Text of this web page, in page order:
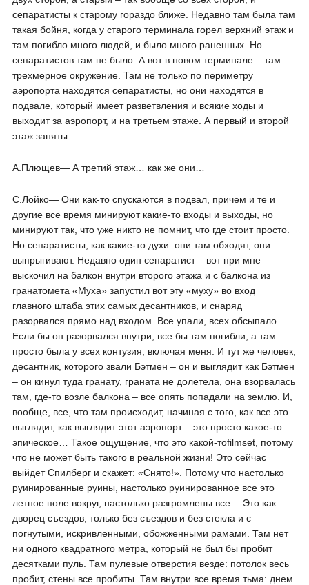
сепаратисты к старому гораздо ближе. Недавно там была там
такая бойня, когда у старого терминала горел верхний этаж и
там погибло много людей, и было много раненных. Но
сепаратистов там не было. А вот в новом терминале – там
трехмерное окружение. Там не только по периметру
аэропорта находятся сепаратисты, но они находятся в
подвале, который имеет разветвления и всякие ходы и
выходит за аэропорт, и на третьем этаже. А первый и второй
этаж заняты…
А.Плющев― А третий этаж… как же они…
С.Лойко― Они как-то спускаются в подвал, причем и те и
другие все время минируют какие-то входы и выходы, но
минируют так, что уже никто не помнит, что где стоит просто.
Но сепаратисты, как какие-то духи: они там обходят, они
выпрыгивают. Недавно один сепаратист – вот при мне –
выскочил на балкон внутри второго этажа и с балкона из
гранатомета «Муха» запустил вот эту «муху» во вход
главного штаба этих самых десантников, и снаряд
разорвался прямо над входом. Все упали, всех обсыпало.
Если бы он разорвался внутри, все бы там погибли, а там
просто была у всех контузия, включая меня. И тут же человек,
десантник, которого звали Бэтмен – он и выглядит как Бэтмен
– он кинул туда гранату, граната не долетела, она взорвалась
там, где-то возле балкона – все опять попадали на землю. И,
вообще, все, что там происходит, начиная с того, как все это
выглядит, как выглядит этот аэропорт – это просто какое-то
эпическое… Такое ощущение, что это какой-тоfilmset, потому
что не может быть такого в реальной жизни! Это сейчас
выйдет Спилберг и скажет: «Снято!». Потому что настолько
руинированные руины, настолько руинированное все это
летное поле вокруг, настолько разгромлены все… Это как
дворец съездов, только без съездов и без стекла и с
погнутыми, искривленными, обожженными рамами. Там нет
ни одного квадратного метра, который не был бы пробит
десятками пуль. Там пулевые отверстия везде: потолок весь
пробит, стены все пробиты. Там внутри все время тьма: днем